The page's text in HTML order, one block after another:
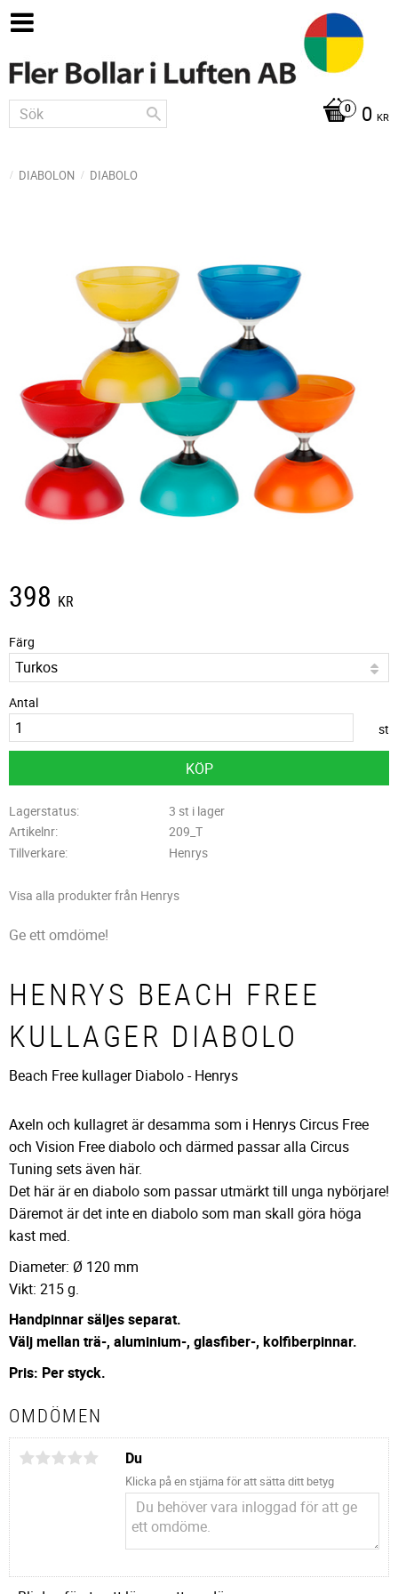
0 KR
DIABOLON DIABOLO
398 KR
Färg
Antal
st
KÖP
Lagerstatus
3 st i lager
Artikelnr
209_T
Tillverkare
Henrys
Visa alla produkter från Henrys
Ge ett omdöme!
HENRYS BEACH FREE
KULLAGER DIABOLO
Beach Free kullager Diabolo - Henrys
Axeln och kullagret är desamma som i Henrys Circus Free
och Vision Free diabolo och därmed passar alla Circus
Tuning sets även här.
Det här är en diabolo som passar utmärkt till unga nybörjare!
Däremot är det inte en diabolo som man skall göra höga
kast med.
Diameter: Ø 120 mm
Vikt: 215 g.
Handpinnar säljes separat.
Välj mellan trä-, aluminium-, glasfiber-, kolfiberpinnar.
Pris: Per styck.
OMDÖMEN
Du
Klicka på en stjärna för att sätta ditt betyg